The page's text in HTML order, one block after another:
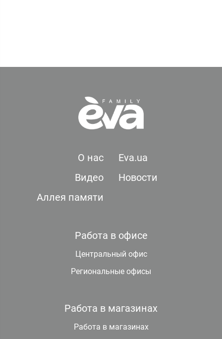
О нас
Eva.ua
Видео
Новости
Аллея памяти
Работа в офисе
Центральный офис
Региональные офисы
Работа в магазинах
Работа в магазинах